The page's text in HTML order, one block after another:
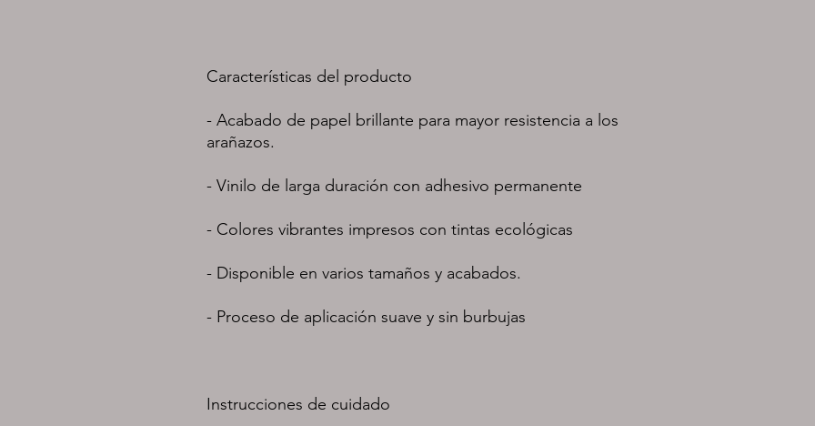
Características del producto
- Acabado de papel brillante para mayor resistencia a los
arañazos.
- Vinilo de larga duración con adhesivo permanente
- Colores vibrantes impresos con tintas ecológicas
- Disponible en varios tamaños y acabados.
- Proceso de aplicación suave y sin burbujas
Instrucciones de cuidado